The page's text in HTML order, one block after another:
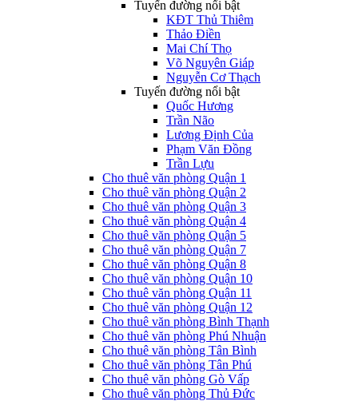
Tuyến đường nổi bật
KĐT Thủ Thiêm
Thảo Điền
Mai Chí Thọ
Võ Nguyên Giáp
Nguyễn Cơ Thạch
Tuyến đường nổi bật
Quốc Hương
Trần Não
Lương Định Của
Phạm Văn Đồng
Trần Lựu
Cho thuê văn phòng Quận 1
Cho thuê văn phòng Quận 2
Cho thuê văn phòng Quận 3
Cho thuê văn phòng Quận 4
Cho thuê văn phòng Quận 5
Cho thuê văn phòng Quận 7
Cho thuê văn phòng Quận 8
Cho thuê văn phòng Quận 10
Cho thuê văn phòng Quận 11
Cho thuê văn phòng Quận 12
Cho thuê văn phòng Bình Thạnh
Cho thuê văn phòng Phú Nhuận
Cho thuê văn phòng Tân Bình
Cho thuê văn phòng Tân Phú
Cho thuê văn phòng Gò Vấp
Cho thuê văn phòng Thủ Đức